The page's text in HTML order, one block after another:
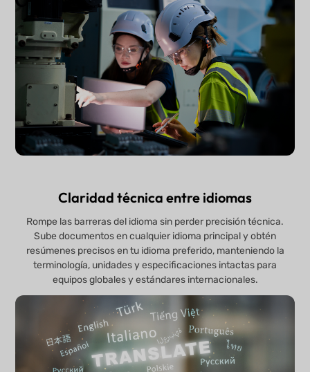
Claridad técnica entre idiomas
Rompe las barreras del idioma sin perder precisión técnica.
Sube documentos en cualquier idioma principal y obtén
resúmenes precisos en tu idioma preferido, manteniendo la
terminología, unidades y especificaciones intactas para
equipos globales y estándares internacionales.